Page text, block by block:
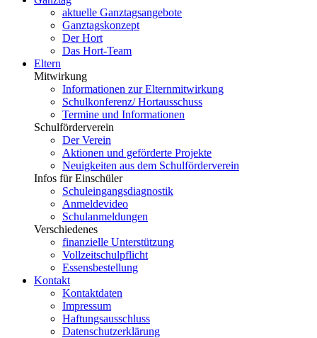
aktuelle Ganztagsangebote
Ganztagskonzept
Der Hort
Das Hort-Team
Eltern
Mitwirkung
Informationen zur Elternmitwirkung
Schulkonferenz/ Hortausschuss
Termine und Informationen
Schulförderverein
Der Verein
Aktionen und geförderte Projekte
Neuigkeiten aus dem Schulförderverein
Infos für Einschüler
Schuleingangsdiagnostik
Anmeldevideo
Schulanmeldungen
Verschiedenes
finanzielle Unterstützung
Vollzeitschulpflicht
Essensbestellung
Kontakt
Kontaktdaten
Impressum
Haftungsausschluss
Datenschutzerklärung